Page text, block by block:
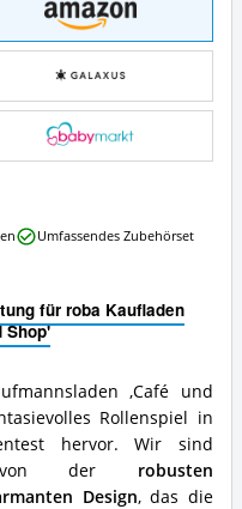
für roba Kaufladen
Shop'
‚Café und
Rollenspiel in
hervor. Wir sind
von der robusten
Design, das die
Umfassendes Zubehörset